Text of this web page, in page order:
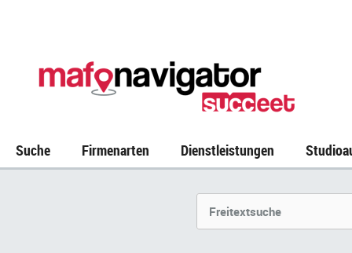
Suche Firmenarten Dienstleistungen